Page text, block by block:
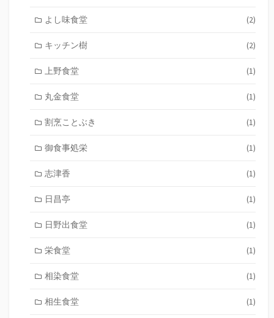
よし味食堂 (2)
キッチン樹 (2)
上野食堂 (1)
丸金食堂 (1)
割烹ことぶき (1)
御食事処栄 (1)
志津香 (1)
日昌亭 (1)
日野出食堂 (1)
栄食堂 (1)
相染食堂 (1)
相生食堂 (1)